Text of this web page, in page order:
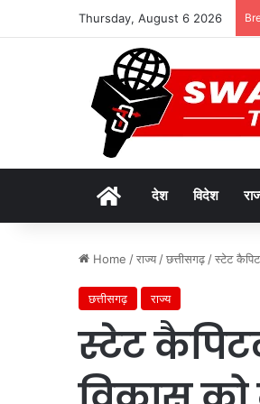
Thursday, August 6 2026
Homeदेश विदेश
Home /राज्य /छत्तीसगढ़ /स्टेट
छत्तीसगढ़ राज्य
स्टेट